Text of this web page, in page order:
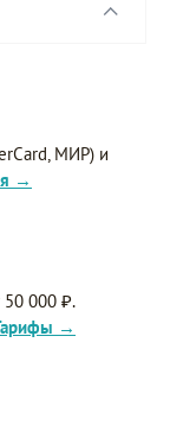
МИР) и
→
000 ₽.
→